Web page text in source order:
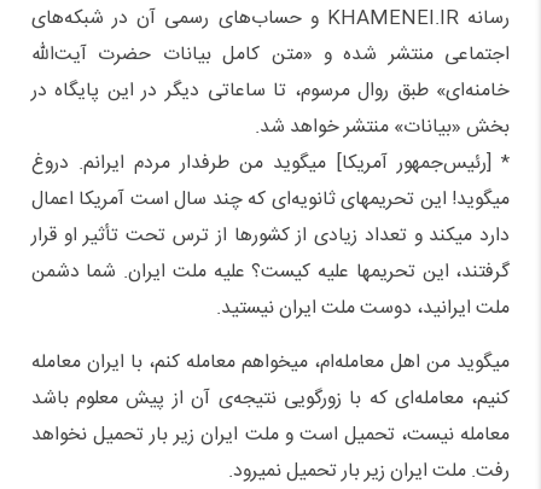
رسانه KHAMENEI.IR و حساب‌های رسمی آن در شبکه‌های
اجتماعی منتشر شده و «متن کامل بیانات حضرت آیت‌الله
خامنه‌ای» طبق روال مرسوم، تا ساعاتی دیگر در این پایگاه در
بخش «بیانات» منتشر خواهد شد.
* [رئیس‌جمهور آمریکا] میگوید من طرفدار مردم ایرانم. دروغ
میگوید! این تحریمهای ثانویه‌ای که چند سال است آمریکا اعمال
دارد میکند و تعداد زیادی از کشورها از ترس تحت تأثیر او قرار
گرفتند، این تحریمها علیه کیست؟ علیه ملت ایران. شما دشمن
ملت ایرانید، دوست ملت ایران نیستید.
میگوید من اهل معامله‌ام، میخواهم معامله کنم، با ایران معامله
کنیم، معامله‌ای که با زورگویی نتیجه‌ی آن از پیش معلوم باشد
معامله نیست، تحمیل است و ملت ایران زیر بار تحمیل نخواهد
رفت. ملت ایران زیر بار تحمیل نمیرود.